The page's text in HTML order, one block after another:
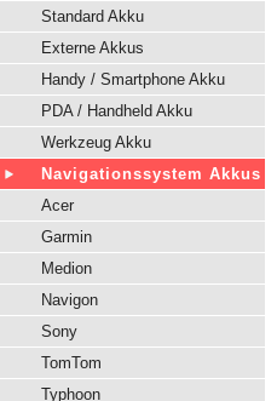
Standard Akku
Externe Akkus
Handy / Smartphone Akku
PDA / Handheld Akku
Werkzeug Akku
Navigationssystem Akkus
Acer
Garmin
Medion
Navigon
Sony
TomTom
Typhoon